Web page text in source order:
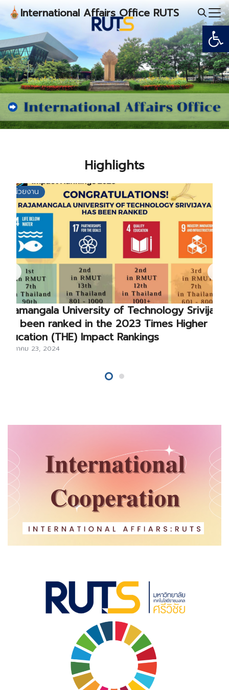
Skip
content
International Affairs Office RUTS
Search
for:
Highlights
หน่วยงาน
Rajamangala University of Technology Srivijaya
has been ranked in the 2023 Times Higher
Education (THE) Impact Rankings
พฤษภาคม 23, 2024